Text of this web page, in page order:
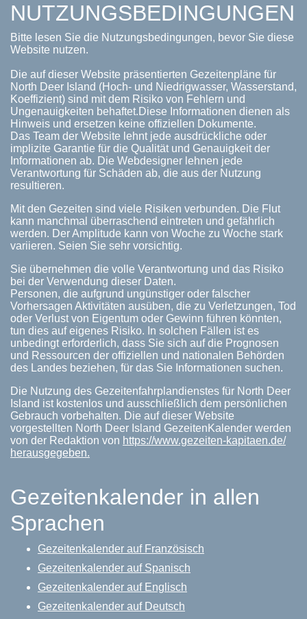
NUTZUNGSBEDINGUNGEN
Bitte lesen Sie die Nutzungsbedingungen, bevor Sie diese
Website nutzen.
Die auf dieser Website präsentierten Gezeitenpläne für
North Deer Island (Hoch- und Niedrigwasser, Wasserstand,
Koeffizient) sind mit dem Risiko von Fehlern und
Ungenauigkeiten behaftet.Diese Informationen dienen als
Hinweis und ersetzen keine offiziellen Dokumente.
Das Team der Website lehnt jede ausdrückliche oder
implizite Garantie für die Qualität und Genauigkeit der
Informationen ab. Die Webdesigner lehnen jede
Verantwortung für Schäden ab, die aus der Nutzung
resultieren.
Mit den Gezeiten sind viele Risiken verbunden. Die Flut
kann manchmal überraschend eintreten und gefährlich
werden. Der Amplitude kann von Woche zu Woche stark
variieren. Seien Sie sehr vorsichtig.
Sie übernehmen die volle Verantwortung und das Risiko
bei der Verwendung dieser Daten.
Personen, die aufgrund ungünstiger oder falscher
Vorhersagen Aktivitäten ausüben, die zu Verletzungen, Tod
oder Verlust von Eigentum oder Gewinn führen könnten,
tun dies auf eigenes Risiko. In solchen Fällen ist es
unbedingt erforderlich, dass Sie sich auf die Prognosen
und Ressourcen der offiziellen und nationalen Behörden
des Landes beziehen, für das Sie Informationen suchen.
Die Nutzung des Gezeitenfahrplandienstes für North Deer
Island ist kostenlos und ausschließlich dem persönlichen
Gebrauch vorbehalten. Die auf dieser Website
vorgestellten North Deer Island GezeitenKalender werden
von der Redaktion von https://www.gezeiten-kapitaen.de/
herausgegeben.
Gezeitenkalender in allen
Sprachen
Gezeitenkalender auf Französisch
Gezeitenkalender auf Spanisch
Gezeitenkalender auf Englisch
Gezeitenkalender auf Deutsch